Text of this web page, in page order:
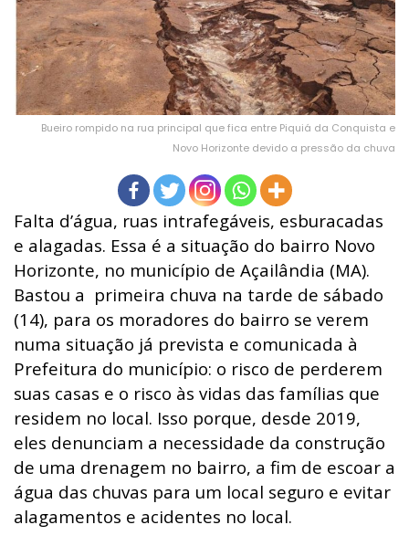
Bueiro rompido na rua principal que fica entre Piquiá da Conquista e
Novo Horizonte devido a pressão da chuva
Falta d’água, ruas intrafegáveis, esburacadas
e alagadas. Essa é a situação do bairro Novo
Horizonte, no município de Açailândia (MA).
Bastou a primeira chuva na tarde de sábado
(14), para os moradores do bairro se verem
numa situação já prevista e comunicada à
Prefeitura do município: o risco de perderem
suas casas e o risco às vidas das famílias que
residem no local. Isso porque, desde 2019,
eles denunciam a necessidade da construção
de uma drenagem no bairro, a fim de escoar a
água das chuvas para um local seguro e evitar
alagamentos e acidentes no local.